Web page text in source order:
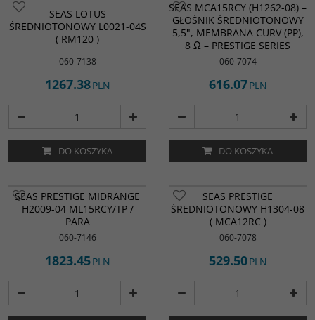
SEAS LOTUS
ŚREDNIOTONOWY L0021-04S
( RM120 )
060-7138
1267.38PLN
DO KOSZYKA
SEAS MCA15RCY (H1262-08) –
GŁOŚNIK ŚREDNIOTONOWY
5,5", MEMBRANA CURV (PP),
8 Ω – PRESTIGE SERIES
060-7074
616.07PLN
DO KOSZYKA
SEAS PRESTIGE MIDRANGE
H2009-04 ML15RCY/TP /
PARA
060-7146
1823.45PLN
SEAS PRESTIGE
ŚREDNIOTONOWY H1304-08
( MCA12RC )
060-7078
529.50PLN